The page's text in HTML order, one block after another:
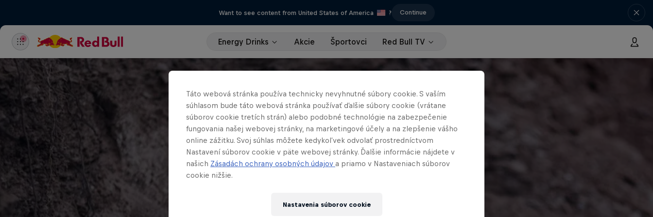
Want to see content from United States of America ? Continue
Energy Drinks Akcie Športovci Red Bull TV
Táto webová stránka používa technicky nevyhnutné súbory cookie. S vaším
súhlasom bude táto webová stránka používať ďalšie súbory cookie (vrátane
súborov cookie tretích strán) alebo podobné technológie na zabezpečenie
fungovania našej webovej stránky, na marketingové účely a na zlepšenie vášho
online zážitku. Svoj súhlas môžete kedykoľvek odvolať prostredníctvom
Nastavení súborov cookie v päte webovej stránky. Ďalšie informácie nájdete v
našich Zásadách ochrany osobných údajov a priamo v Nastaveniach súborov
cookie nižšie.
Nastavenia súborov cookie